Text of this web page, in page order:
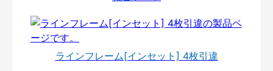
ラインフレーム[インセット] 4枚引違